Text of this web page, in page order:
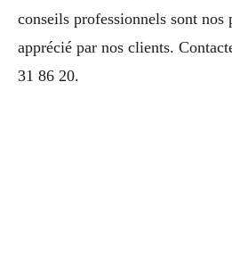
conseils professionnels sont nos
apprécié par nos clients.
31 86 20.